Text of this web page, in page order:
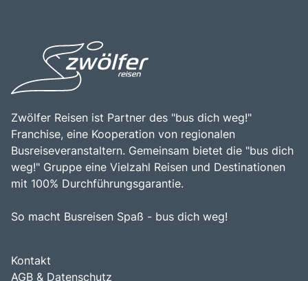
macht Straßburg zu einem unverzichtbaren Ziel für
Reisende.
Colmar und Mulhouse. Die Kombination aus kulturellem
Erbe, architektonischer Schönheit und der Möglichkeit, die
europäische Lebensart zu genießen, macht Straßburg zu
einem unverzichtbaren Ziel für Reisende, die die Vielfalt
möchten.
Zwölfer Reisen ist Partner des "bus dich weg!"
Franchise, eine Kooperation von regionalen
Busreiseveranstaltern. Gemeinsam bietet die "bus dich
weg!" Gruppe eine Vielzahl Reisen und Destinationen
mit 100% Durchführungsgarantie.
So macht Busreisen Spaß - bus dich weg!
Kontakt
AGB & Datenschutz